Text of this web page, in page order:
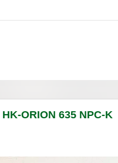
HK-ORION 635 NPC-K